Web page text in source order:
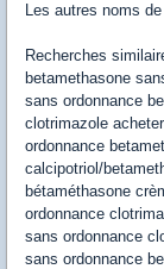
Les autres noms
Recherches
betamethasone
sans ordonnance
clotrimazole
ordonnance
calcipotriol/
bétaméthasone
ordonnance
sans ordonnance
sans ordonnance